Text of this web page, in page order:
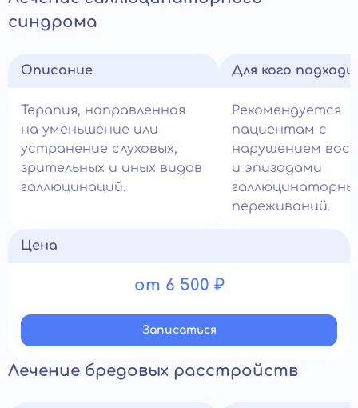
синдрома
Описание
Терапия, направленная
на уменьшение или
устранение слуховых,
зрительных и иных видов
галлюцинаций.
Для кого
Рекомендуется
пациентам с
нарушением
и эпизодами
переживаний.
Цена
от 6 500 ₽
Записатьcя
Лечение бредовых расстройств